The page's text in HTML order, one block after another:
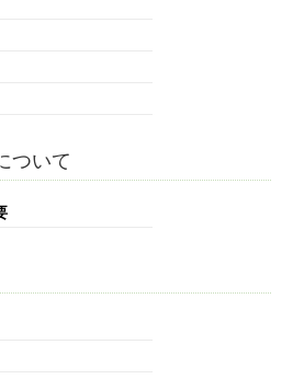
ついて